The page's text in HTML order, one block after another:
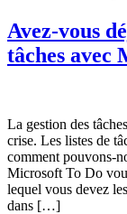
Avez-vous
tâches avec
La gestion des
crise. Les listes de
comment pouvons-
Microsoft To Do
lequel vous devez
dans […]